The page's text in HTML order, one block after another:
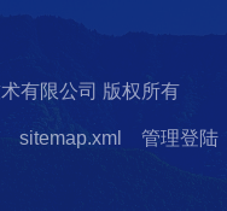
有限公司 版权所有
sitemap.xml 管理登陆